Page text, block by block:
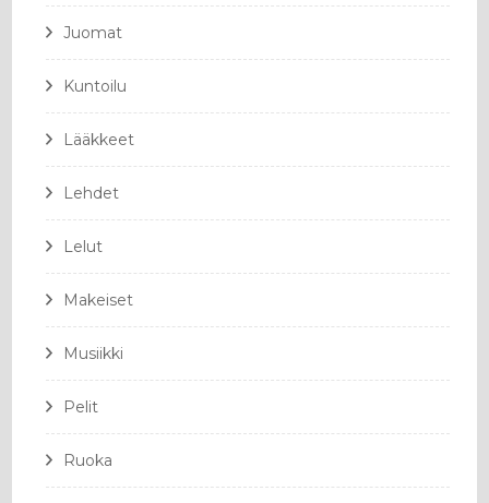
Juomat
Kuntoilu
Lääkkeet
Lehdet
Lelut
Makeiset
Musiikki
Pelit
Ruoka